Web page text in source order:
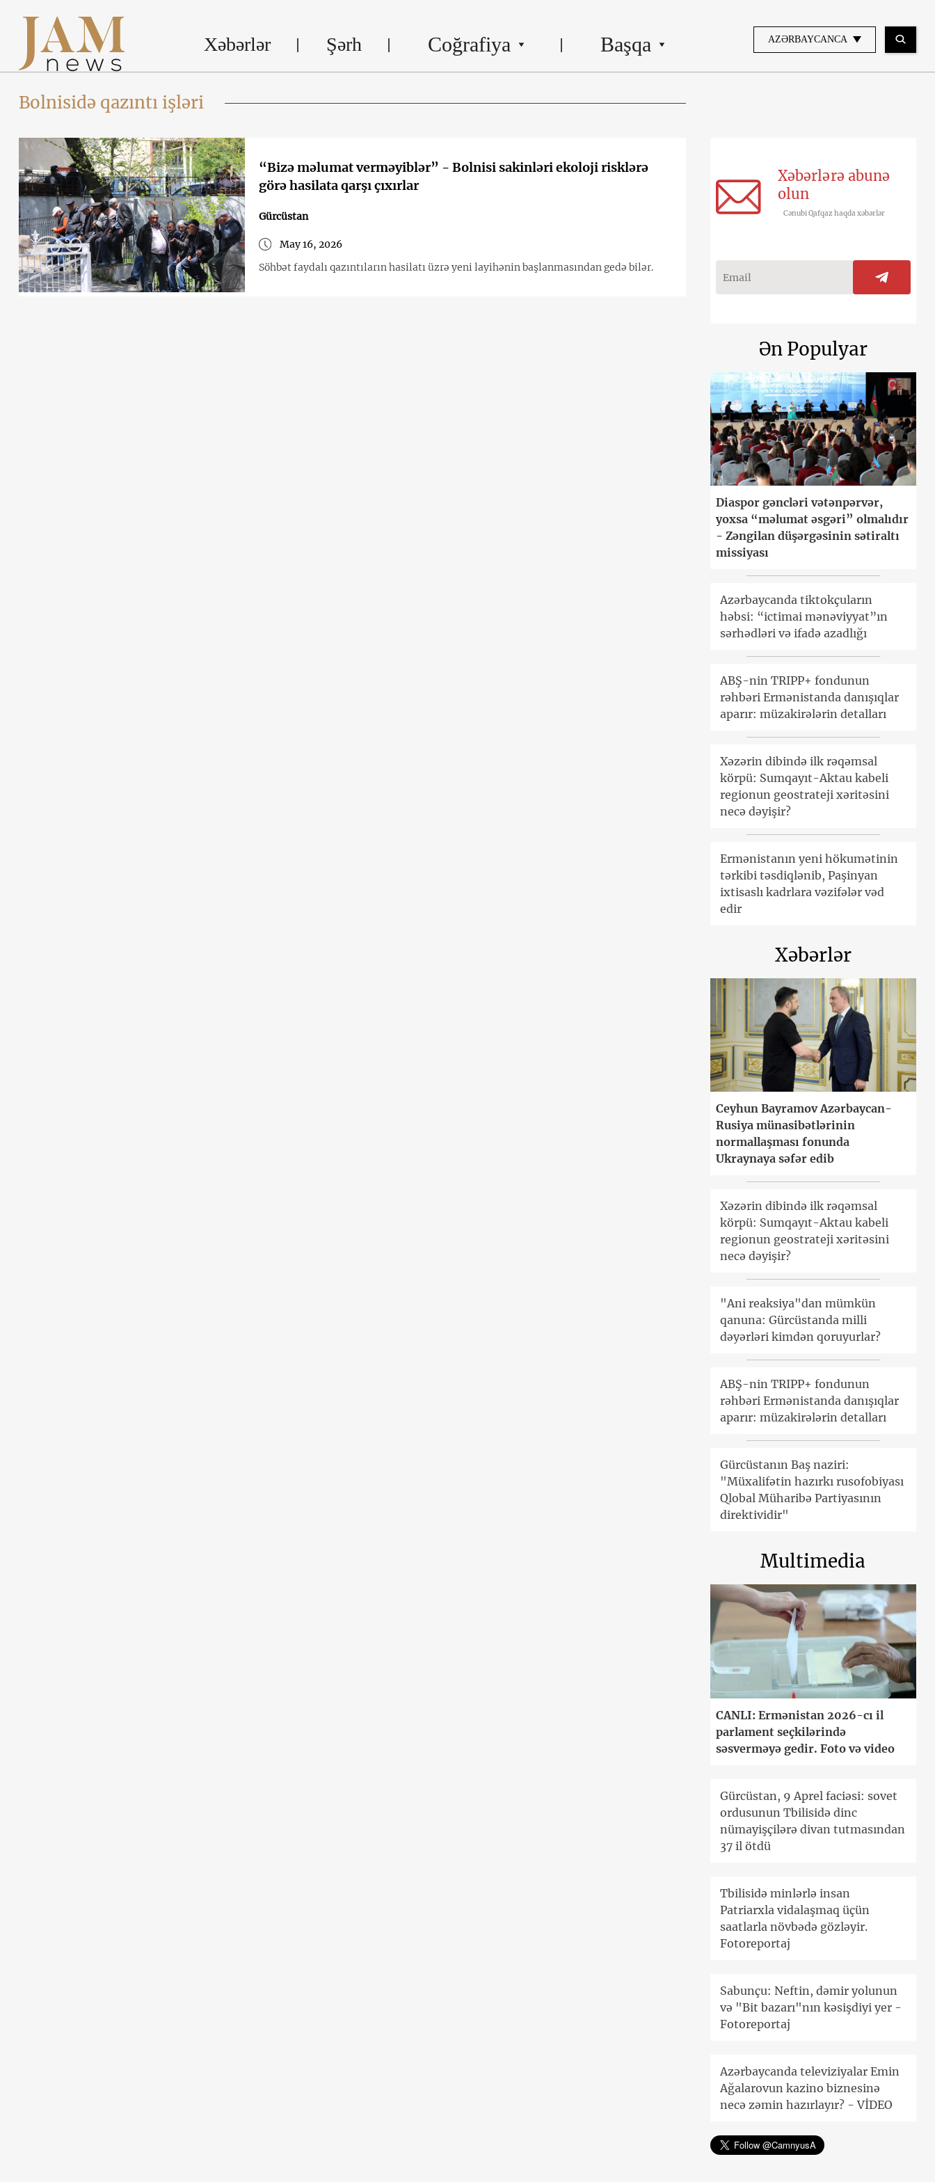
Xəbərlər Şərh Coğrafiya Başqa AZƏRBAYCANCA
Bolnisidə qazıntı işləri
“Bizə məlumat verməyiblər” - Bolnisi sakinləri ekoloji risklərə
görə hasilata qarşı çıxırlar
Gürcüstan
May 16, 2026
Söhbət faydalı qazıntıların hasilatı üzrə yeni layihənin başlanmasından gedə bilər.
Xəbərlərə abunə
olun
Cənubi Qafqaz haqda xəbərlər
Ən Populyar
Diaspor gəncləri vətənpərvər,
yoxsa “məlumat əsgəri” olmalıdır
- Zəngilan düşərgəsinin sətiraltı
missiyası
Azərbaycanda tiktokçuların
həbsi: “ictimai mənəviyyat”ın
sərhədləri və ifadə azadlığı
ABŞ-nin TRIPP+ fondunun
rəhbəri Ermənistanda danışıqlar
aparır: müzakirələrin detalları
Xəzərin dibində ilk rəqəmsal
körpü: Sumqayıt-Aktau kabeli
regionun geostrateji xəritəsini
necə dəyişir?
Ermənistanın yeni hökumətinin
tərkibi təsdiqlənib, Paşinyan
ixtisaslı kadrlara vəzifələr vəd
edir
Xəbərlər
Ceyhun Bayramov Azərbaycan-
Rusiya münasibətlərinin
normallaşması fonunda
Ukraynaya səfər edib
Xəzərin dibində ilk rəqəmsal
körpü: Sumqayıt-Aktau kabeli
regionun geostrateji xəritəsini
necə dəyişir?
"Ani reaksiya"dan mümkün
qanuna: Gürcüstanda milli
dəyərləri kimdən qoruyurlar?
ABŞ-nin TRIPP+ fondunun
rəhbəri Ermənistanda danışıqlar
aparır: müzakirələrin detalları
Gürcüstanın Baş naziri:
"Müxalifətin hazırkı rusofobiyası
Qlobal Müharibə Partiyasının
direktividir"
Multimedia
CANLI: Ermənistan 2026-cı il
parlament seçkilərində
səsverməyə gedir. Foto və video
Gürcüstan, 9 Aprel faciəsi: sovet
ordusunun Tbilisidə dinc
nümayişçilərə divan tutmasından
37 il ötdü
Tbilisidə minlərlə insan
Patriarxla vidalaşmaq üçün
saatlarla növbədə gözləyir.
Fotoreportaj
Sabunçu: Neftin, dəmir yolunun
və "Bit bazarı"nın kəsişdiyi yer -
Fotoreportaj
Azərbaycanda televiziyalar Emin
Ağalarovun kazino biznesinə
necə zəmin hazırlayır? - VİDEO